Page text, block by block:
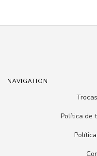
NAVIGATION
Política de